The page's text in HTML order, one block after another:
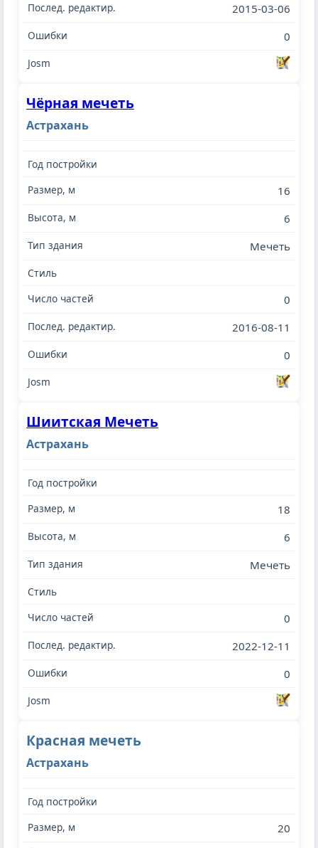
2015-03-06
0
Чёрная мечеть
Астрахань
16
6
Мечеть
0
2016-08-11
0
Шиитская Мечеть
Астрахань
18
6
Мечеть
0
2022-12-11
0
Красная мечеть
Астрахань
20